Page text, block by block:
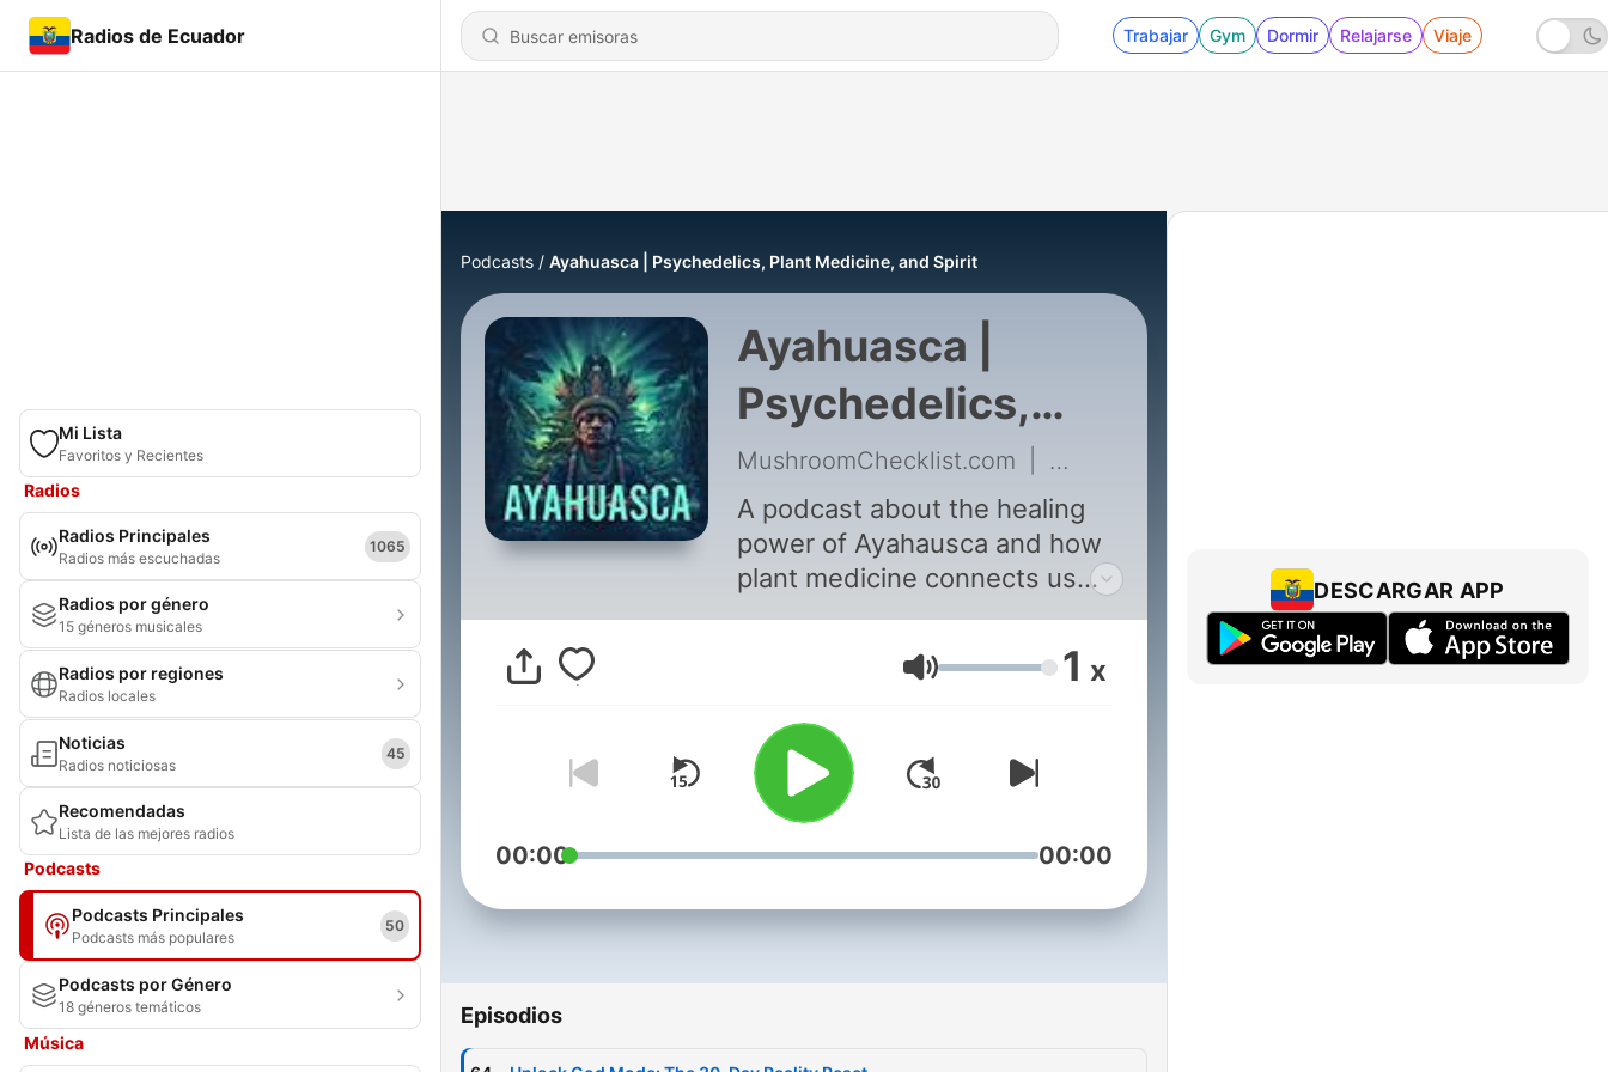
Radios de Ecuador Trabajar Gym Dormir Relajarse Viaje
Mi Lista
Favoritos y Recientes
Radios
Radios Principales
Radios más escuchadas
1065
Radios por género
15 géneros musicales
Radios por regiones
Radios locales
Noticias
Radios noticiosas
45
Recomendadas
Lista de las mejores radios
Podcasts
Podcasts Principales
Podcasts más populares
50
Podcasts por Género
18 géneros temáticos
Música
Podcasts Ayahuasca | Psychedelics, Plant Medicine, and Spirit
Ayahuasca |
Psychedelics,
Plant Medicine,
and Spirit
MushroomChecklist.com 64 - Unlock God Mode: The 30-Day Reality
A podcast about the healing
power of Ayahausca and how
plant medicine connects us
deeper to spirit and our soul.
Join the psychedelic tribe at
jamesxandertrip.com
RESOURCES Here are epic
resources to help your spiritual
journey: • Newsletter –
jamesxandertrip.com • James
Xander –
• Unlock God Mode -
Mushroom Trip Checklist -
Mushroom Trip Music -
Volumen 1 x
00:00 00:00
Episodios
DESCARGAR APP